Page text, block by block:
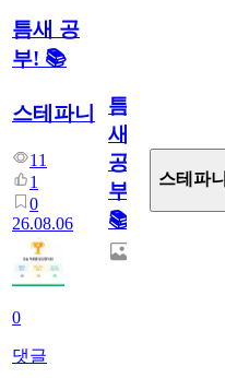
틈새 공
부! 📚
스테파니
11
1
0
26.08.06
0
댓글
틈
새
공
부!
📚
스테파니